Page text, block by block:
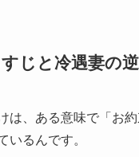
じと冷遇妻の
は、ある意味で「お
いるんです。